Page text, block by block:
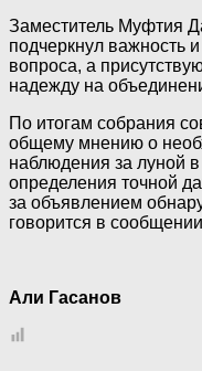
Заместитель Муфтия
подчеркнул важность
вопроса, а
надежду на
По итогам собрания
общему мнению о
наблюдения за луной
определения точной
за объявлением
говорится в
Али Гасанов